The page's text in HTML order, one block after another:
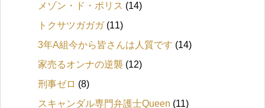
メゾン・ド・ポリス (14)
トクサツガガガ(11)
3年A組今から皆さんは人質です (14)
家売るオンナの逆襲 (12)
刑事ゼロ (8)
スキャンダル専門弁護士Queen (11)